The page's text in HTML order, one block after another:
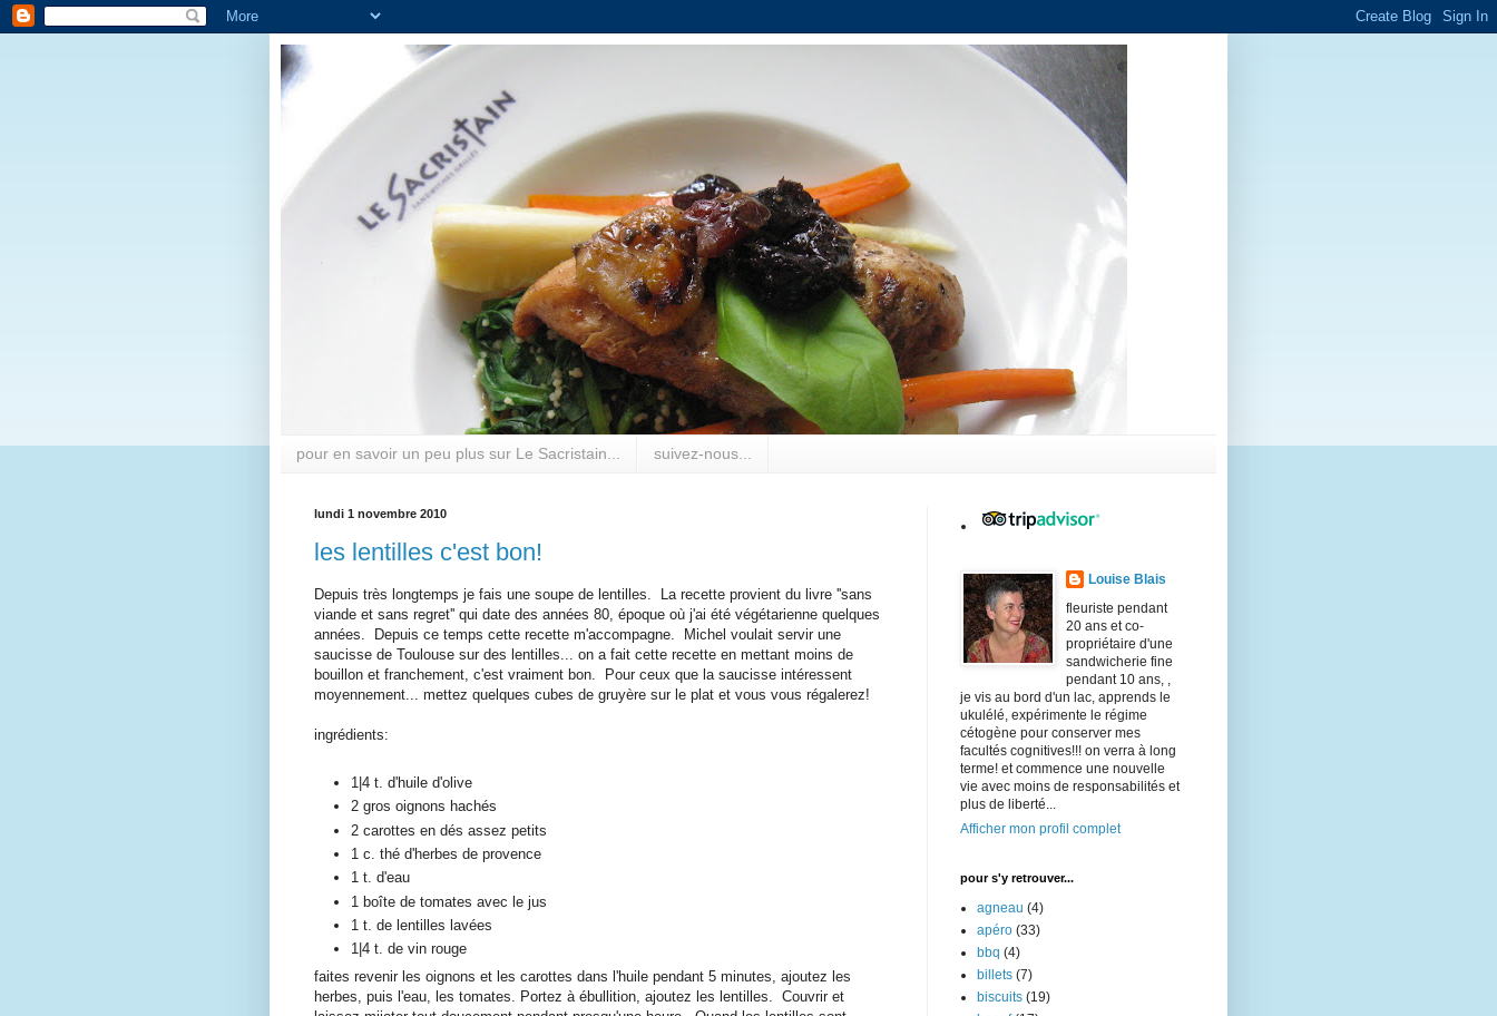
pour en savoir un peu plus sur Le Sacristain... suivez-nous...
lundi 1 novembre 2010
les lentilles c'est bon!
Depuis très longtemps je fais une soupe de lentilles. La recette provient du livre ''sans
viande et sans regret'' qui date des années 80, époque où j'ai été végétarienne quelques
années. Depuis ce temps cette recette m'accompagne. Michel voulait servir une
saucisse de Toulouse sur des lentilles... on a fait cette recette en mettant moins de
bouillon et franchement, c'est vraiment bon. Pour ceux que la saucisse intéressent
moyennement... mettez quelques cubes de gruyère sur le plat et vous vous régalerez!
ingrédients:
1|4 t. d'huile d'olive
2 gros oignons hachés
2 carottes en dés assez petits
1 c. thé d'herbes de provence
1 t. d'eau
1 boîte de tomates avec le jus
1 t. de lentilles lavées
1|4 t. de vin rouge
faites revenir les oignons et les carottes dans l'huile pendant 5 minutes, ajoutez les
herbes, puis l'eau, les tomates. Portez à ébullition, ajoutez les lentilles. Couvrir et
Louise Blais
fleuriste pendant
20 ans et co-
propriétaire d'une
sandwicherie fine
pendant 10 ans, ,
je vis au bord d'un lac, apprends le
ukulélé, expérimente le régime
cétogène pour conserver mes
facultés cognitives!!! on verra à long
terme! et commence une nouvelle
vie avec moins de responsabilités et
plus de liberté...
Afficher mon profil complet
pour s'y retrouver...
agneau (4)
apéro (33)
bbq (4)
billets (7)
biscuits (19)